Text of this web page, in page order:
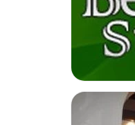
Na přístroji si lze
křečovými žílami.
není vhodné
onemocněním
volit podtlakový
Možnost